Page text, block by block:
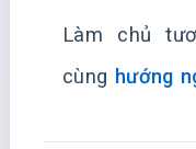
Làm chủ
cùng hướng